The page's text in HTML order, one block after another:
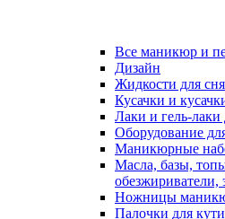
Все маникюр и
Дизайн
Жидкости для
Кусачки и
Лаки и гель-лаки
Оборудование
Маникюрные
Масла, базы,
обезжириватели,
Ножницы
Палочки для